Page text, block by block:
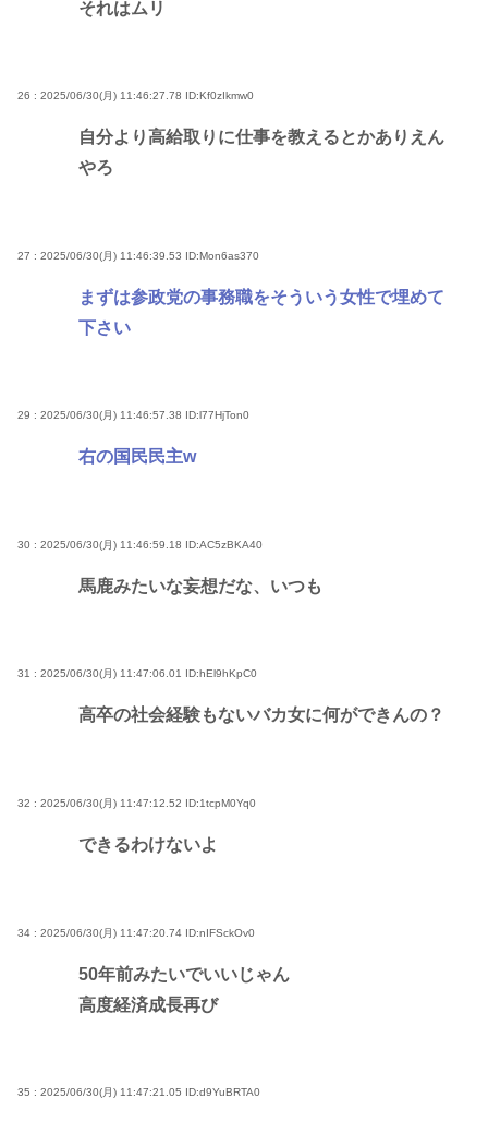
それはムリ
26 : 2025/06/30(月) 11:46:27.78 ID:Kf0zIkmw0
自分より高給取りに仕事を教えるとかありえん
やろ
27 : 2025/06/30(月) 11:46:39.53 ID:Mon6as370
まずは参政党の事務職をそういう女性で埋めて
下さい
29 : 2025/06/30(月) 11:46:57.38 ID:l77HjTon0
右の国民民主w
30 : 2025/06/30(月) 11:46:59.18 ID:AC5zBKA40
馬鹿みたいな妄想だな、いつも
31 : 2025/06/30(月) 11:47:06.01 ID:hEl9hKpC0
高卒の社会経験もないバカ女に何ができんの？
32 : 2025/06/30(月) 11:47:12.52 ID:1tcpM0Yq0
できるわけないよ
34 : 2025/06/30(月) 11:47:20.74 ID:nIFSckOv0
50年前みたいでいいじゃん
高度経済成長再び
35 : 2025/06/30(月) 11:47:21.05 ID:d9YuBRTA0